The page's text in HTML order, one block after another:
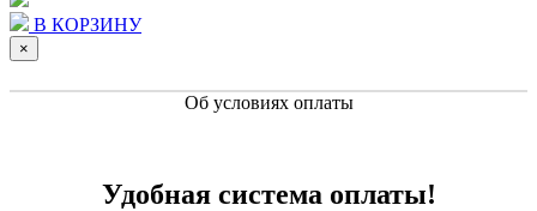
В КОРЗИНУ
×
Об условиях оплаты
Удобная система оплаты!